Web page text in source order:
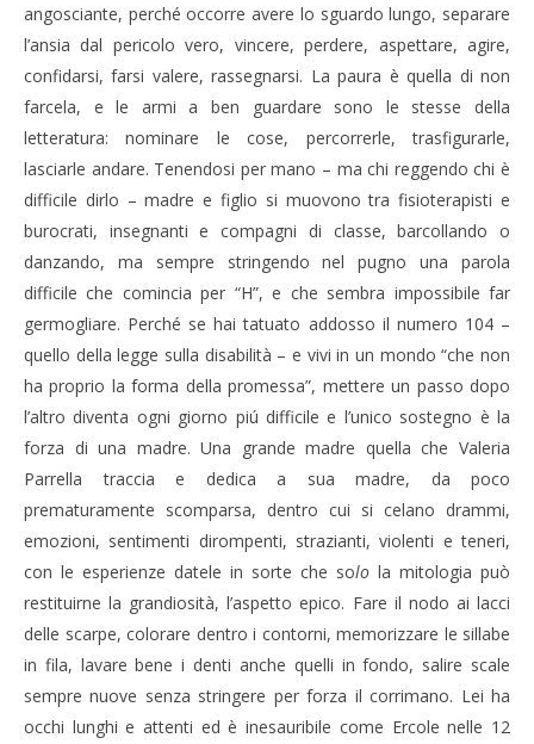
angosciante, perché occorre avere lo sguardo lungo, separare
l’ansia dal pericolo vero, vincere, perdere, aspettare, agire,
confidarsi, farsi valere, rassegnarsi. La paura è quella di non
farcela, e le armi a ben guardare sono le stesse della
letteratura: nominare le cose, percorrerle, trasfigurarle,
lasciarle andare. Tenendosi per mano – ma chi reggendo chi è
difficile dirlo – madre e figlio si muovono tra fisioterapisti e
burocrati, insegnanti e compagni di classe, barcollando o
danzando, ma sempre stringendo nel pugno una parola
difficile che comincia per “H”, e che sembra impossibile far
germogliare. Perché se hai tatuato addosso il numero 104 –
quello della legge sulla disabilità – e vivi in un mondo “che non
ha proprio la forma della promessa”, mettere un passo dopo
l’altro diventa ogni giorno piú difficile e l’unico sostegno è la
forza di una madre. Una grande madre quella che Valeria
Parrella traccia e dedica a sua madre, da poco
prematuramente scomparsa, dentro cui si celano drammi,
emozioni, sentimenti dirompenti, strazianti, violenti e teneri,
con le esperienze datele in sorte che solo la mitologia può
restituirne la grandiosità, l’aspetto epico. Fare il nodo ai lacci
delle scarpe, colorare dentro i contorni, memorizzare le sillabe
in fila, lavare bene i denti anche quelli in fondo, salire scale
sempre nuove senza stringere per forza il corrimano. Lei ha
occhi lunghi e attenti ed è inesauribile come Ercole nelle 12